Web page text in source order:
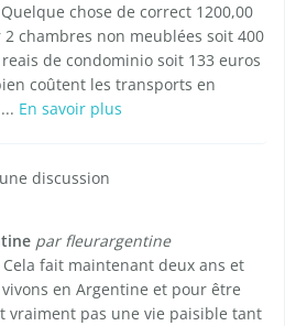
chose de correct 1200,00
chambres non meublées soit 400
de condominio soit 133 euros
coûtent les transports en
En savoir plus
discussion
par fleurargentine
fait maintenant deux ans et
en Argentine et pour être
vraiment pas une vie paisible tant